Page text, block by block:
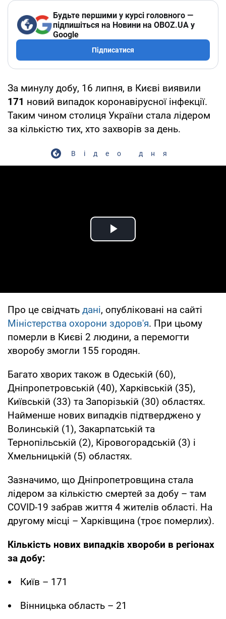
Будьте першими у курсі головного —
підпишіться на Новини на OBOZ.UA у
Google
Підписатися
За минулу добу, 16 липня, в Києві виявили
171 новий випадок коронавірусної інфекції.
Таким чином столиця України стала лідером
за кількістю тих, хто захворів за день.
Відео дня
Play Video
Про це свідчать дані, опубліковані на сайті
Міністерства охорони здоров'я. При цьому
померли в Києві 2 людини, а перемогти
хворобу змогли 155 городян.
Багато хворих також в Одеській (60),
Дніпропетровській (40), Харківській (35),
Київській (33) та Запорізькій (30) областях.
Найменше нових випадків підтверджено у
Волинській (1), Закарпатській та
Тернопільській (2), Кіровогорадській (3) і
Хмельницькій (5) областях.
Зазначимо, що Дніпропетровщина стала
лідером за кількістю смертей за добу – там
COVID-19 забрав життя 4 жителів області. На
другому місці – Харківщина (троє померлих).
Кількість нових випадків хвороби в регіонах
за добу:
Київ – 171
Вінницька область – 21